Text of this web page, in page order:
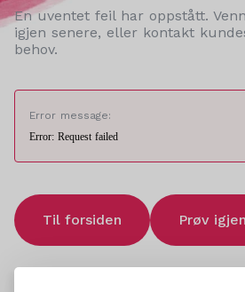
En uventet feil har oppstått.
igjen senere, eller kontakt
behov.
Error message:
Error: Request failed
Til forsiden Prøv igjen